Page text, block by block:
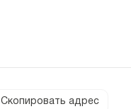
Скопировать адрес